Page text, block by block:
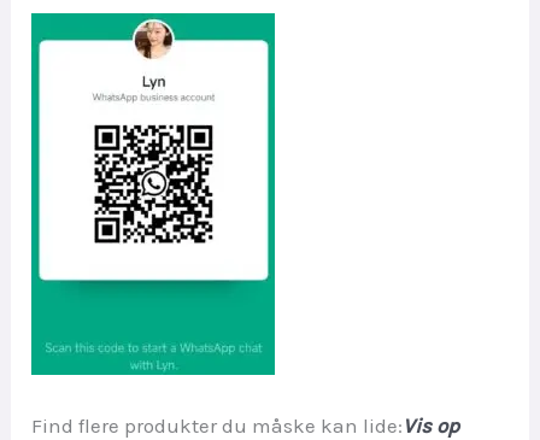
Find flere produkter du måske kan lide: Vis op